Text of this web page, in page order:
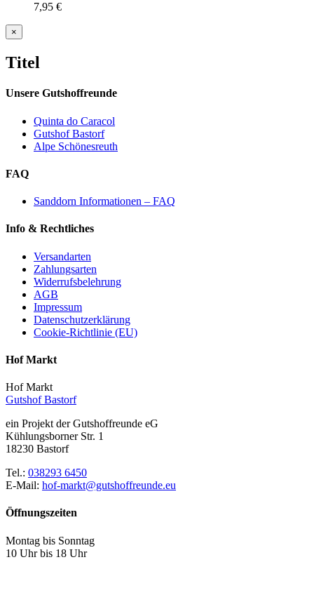
7,95 €
Close
product
view
×
Titel
Unsere Gutshoffreunde
Quinta do Caracol
Gutshof Bastorf
Alpe Schönesreuth
FAQ
Sanddorn Informationen – FAQ
Info & Rechtliches
Versandarten
Zahlungsarten
Widerrufsbelehrung
AGB
Impressum
Datenschutzerklärung
Cookie-Richtlinie (EU)
Hof Markt
Hof Markt
Gutshof Bastorf
ein Projekt der Gutshoffreunde eG
Kühlungsborner Str. 1
18230 Bastorf
Tel.: 038293 6450
E-Mail: hof-markt@gutshoffreunde.eu
Öffnungszeiten
Montag bis Sonntag
10 Uhr bis 18 Uhr